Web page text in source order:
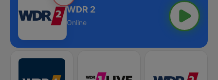
WDR 2
Online